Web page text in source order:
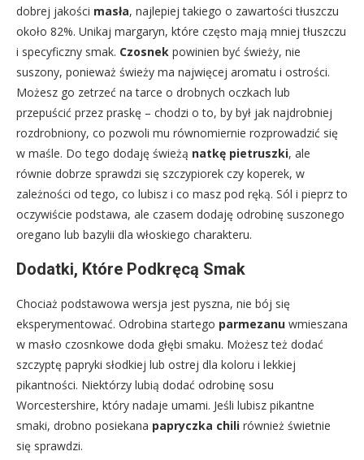
dobrej jakości masła, najlepiej takiego o zawartości tłuszczu
około 82%. Unikaj margaryn, które często mają mniej tłuszczu
i specyficzny smak. Czosnek powinien być świeży, nie
suszony, ponieważ świeży ma najwięcej aromatu i ostrości.
Możesz go zetrzeć na tarce o drobnych oczkach lub
przepuścić przez praskę – chodzi o to, by był jak najdrobniej
rozdrobniony, co pozwoli mu równomiernie rozprowadzić się
w maśle. Do tego dodaję świeżą natkę pietruszki, ale
równie dobrze sprawdzi się szczypiorek czy koperek, w
zależności od tego, co lubisz i co masz pod ręką. Sól i pieprz to
oczywiście podstawa, ale czasem dodaję odrobinę suszonego
oregano lub bazylii dla włoskiego charakteru.
Dodatki, Które Podkręcą Smak
Chociaż podstawowa wersja jest pyszna, nie bój się
eksperymentować. Odrobina startego parmezanu wmieszana
w masło czosnkowe doda głębi smaku. Możesz też dodać
szczyptę papryki słodkiej lub ostrej dla koloru i lekkiej
pikantności. Niektórzy lubią dodać odrobinę sosu
Worcestershire, który nadaje umami. Jeśli lubisz pikantne
smaki, drobno posiekana papryczka chili również świetnie
się sprawdzi.